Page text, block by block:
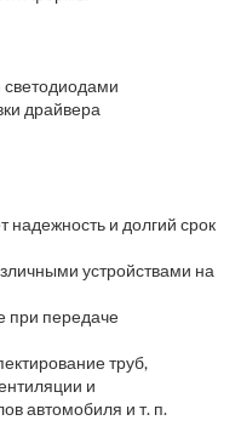
светодиодами
драйвера
надежность и долгий срок
устройствами на
при передаче
труб,
и
автомобиля и т. п.